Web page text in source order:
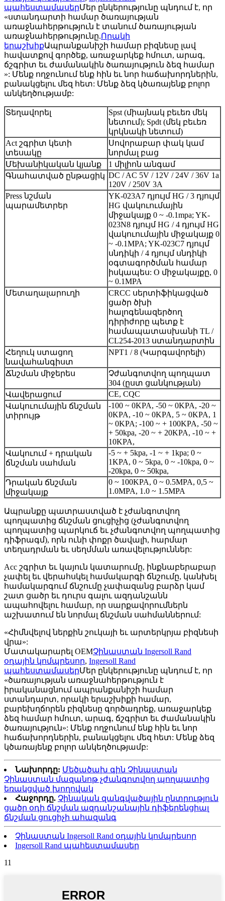
պահեստամասերՄեր ընկերությունը պնդում է, որ
«ստանդարտի համար ծառայության
առաջնահերթություն է տանում ծառայության
առաջնահերթությունը.Որակի
երաշխիքԱպրանքանիշի համար բիզնեսը լավ
հավատքով գործեք, առաջարկեք հմուտ, արագ,
ճշգրիտ եւ ժամանակին ծառայություն ձեզ համար
»: Մենք ողջունում ենք հին եւ նոր հաճախորդներին,
բանակցելու մեզ հետ: Մենք ձեզ կծառայենք բոլոր
անկեղծությամբ:
Տեղավորել
Spst (միայնակ բեւեռ մեկ
նետում); Spdt (մեկ բեւեռ
կրկնակի նետում)
Act շգրիտ կետի
տեսակը
Սովորաբար փակ կամ
նորմալ բաց
Մեխանիկական կյանք
1 միլիոն անգամ
Գնահատված ընթացիկ DC / AC 5V / 12V / 24V / 36V 1a
120V / 250V 3A
Press նշման
պարամետրեր
YK-023A7 դյույմ HG / 3 դյույմ
HG վակուումային
միջակայք 0 ~ -0.1mpa; YK-
023N8 դյույմ HG / 4 դյույմ HG
վակուումային միջակայք 0
~ -0.1MPA; YK-023C7 դյույմ
սնդիկի / 4 դյույմ սնդիկի
օգտագործման համար
իսկապես: O միջակայքը, 0
~ 0.1MPA
Մետաղալարուղի
CRCC սերտիֆիկացված
ցածր ծխի
հալոգենազերծող
դիրիժորը պետք է
համապատասխանի TL /
CL254-2013 ստանդարտին
Հեղուկ ստացող
նավահանգիստ
NPT1 / 8 (Կարգավորելի)
Ճնշման միջերես
Չժանգոտվող պողպատ
304 (ըստ ցանկության)
Վավերացում
CE, CQC
Վակուումային ճնշման
տիրույթ
-100 ~ 0KPA, -50 ~ 0KPA, -20 ~
0KPA, -10 ~ 0KPA, 5 ~ 0KPA, 1
~ 0KPA; -100 ~ + 100KPA, -50 ~
+ 50kpa, -20 ~ + 20KPA, -10 ~ +
10KPA,
Վակուում + դրական
ճնշման սահման
-5 ~ + 5kpa, -1 ~ + 1kpa; 0 ~
1KPA, 0 ~ 5kpa, 0 ~ -10kpa, 0 ~
-20kpa, 0 ~ 50kpa,
Դրական ճնշման
միջակայք
0 ~ 100KPA, 0 ~ 0.5MPA, 0,5 ~
1.0MPA, 1.0 ~ 1.5MPA
Ապրանքը պատրաստված է չժանգոտվող
պողպատից ճնշման ցուցիչից (չժանգոտվող
պողպատից պարկուճ եւ չժանգոտվող պողպատից
դիֆրագմ), որն ունի փոքր ծավալի, հարմար
տեղադրման եւ սեղմման առավելություններ:
Acc շգրիտ եւ կայուն կատարումը, ինքնաբերաբար
չափել եւ վերահսկել համակարգի ճնշումը, կանխել
համակարգում ճնշումը չափազանց բարձր կամ
շատ ցածր եւ դուրս գալու ազդանշանն
ապահովելու համար, որ սարքավորումներն
աշխատում են նորմալ ճնշման սահմաններում:
«Հիմնվելով ներքին շուկայի եւ արտերկրյա բիզնեսի
վրա»:
Մատակարարել OEMՉինաստան Ingersoll Rand
օդային կոմպրեսոր, Ingersoll Rand
պահեստամասերՄեր ընկերությունը պնդում է, որ
«ծառայության առաջնահերթություն է
իրականացնում ապրանքանիշի համար
ստանդարտ, որակի երաշխիքի համար,
բարեխղճորեն բիզնեսը գործադրեք, առաջարկեք
ձեզ համար հմուտ, արագ, ճշգրիտ եւ ժամանակին
ծառայություն»: Մենք ողջունում ենք հին եւ նոր
հաճախորդներին, բանակցելու մեզ հետ: Մենք ձեզ
կծառայենք բոլոր անկեղծությամբ:
Նախորդը: Մեծածախ գին Չինաստան
Չինաստան մազանոթ չժանգոտվող պողպատից
եռակցված խողովակ
Հաջորդը. Չինական զանգվածային ընտրություն
ցածր օդի ճնշման ազդանշանային դիֆերենցիալ
ճնշման ցուցիչի ահազանգ
Չինաստան Ingersoll Rand օդային կոմպրեսոր
Ingersoll Rand պահեստամասեր
11